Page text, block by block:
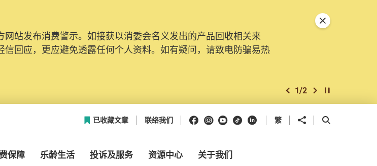
站发布消费警示。如接获以消委会名义发出的产品回收相关来
回应，更应避免透露任何个人资料。如有疑问，请致电防骗易热
上一个
1/2 下一个开始/暂停幻灯
关闭特別通告
已收藏文章 联络我们 Facebook
Instagram
Youtube
抖音领英 繁 分享到 开启搜寻框
保障 乐龄生活 投诉及服务 资源中心 关于我们